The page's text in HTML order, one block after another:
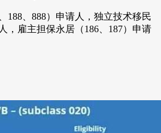
188、888）申请人，独立技术移民
，雇主担保永居（186、187）申请